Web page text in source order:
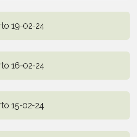
19-02-24
16-02-24
15-02-24